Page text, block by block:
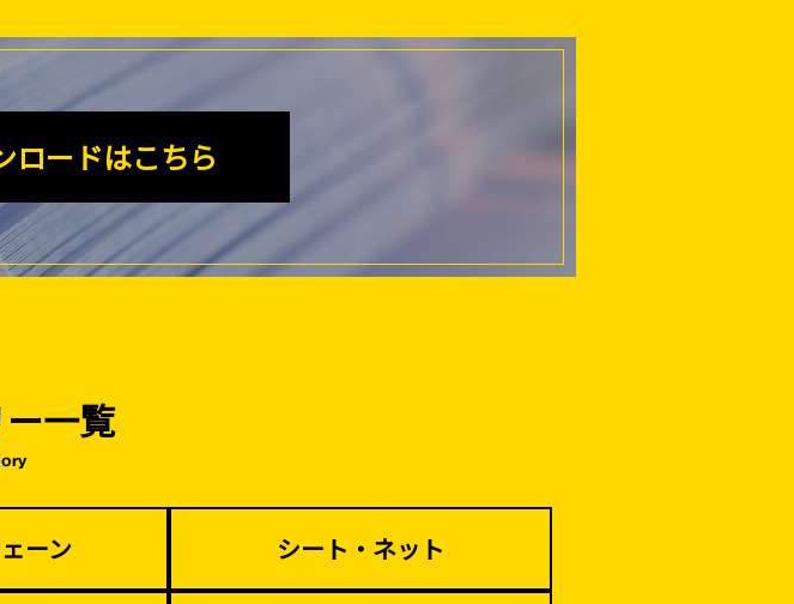
コンクリート
（型枠工事）
を設ける
ロードはこちら
一覧
ーン シート・ネット